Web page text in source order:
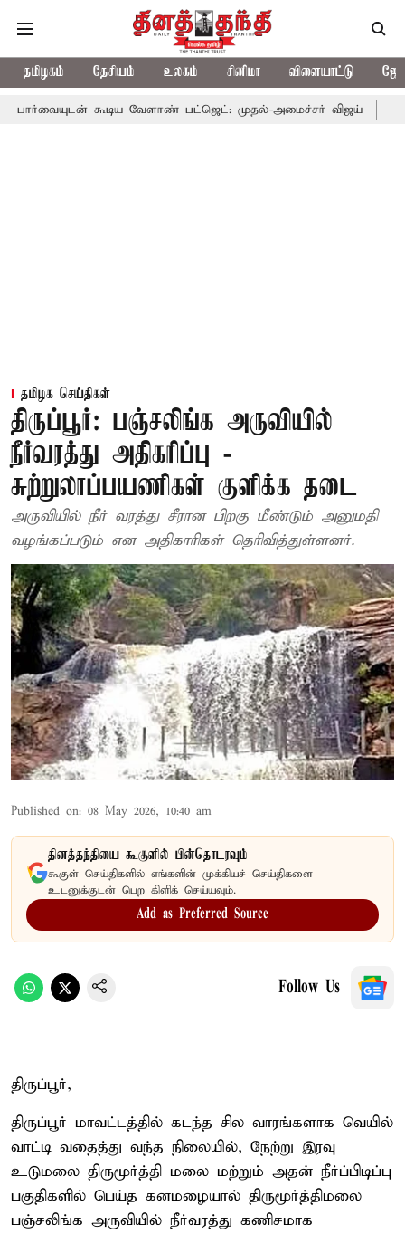
தமிழகம் தேசியம் உலகம் சினிமா விளையாட்டு
கூடிய வேளாண் பட்ஜெட்: முதல்-அமைச்சர் விஜய் தமிழக
தமிழக செய்திகள்
திருப்பூர்: பஞ்சலிங்க அருவியில்
நீர்வரத்து அதிகரிப்பு -
சுற்றுலாப்பயணிகள் குளிக்க தடை
அருவியில் நீர் வரத்து சீரான பிறகு மீண்டும் அனுமதி
வழங்கப்படும் என அதிகாரிகள் தெரிவித்துள்ளனர்.
Published on: 08 May 2026, 10:40 am
தினத்தந்தியை கூகுளில் பின்தொடரவும்
கூகுள் செய்திகளில் எங்களின் முக்கியச் செய்திகளை
உடனுக்குடன் பெற கிளிக் செய்யவும்.
Add as Preferred Source
Follow Us
திருப்பூர்,
திருப்பூர் மாவட்டத்தில் கடந்த சில வாரங்களாக வெயில்
வாட்டி வதைத்து வந்த நிலையில், நேற்று இரவு
உடுமலை திருமூர்த்தி மலை மற்றும் அதன் நீர்ப்பிடிப்பு
பகுதிகளில் பெய்த கனமழையால் திருமூர்த்திமலை
பஞ்சலிங்க அருவியில் நீர்வரத்து கணிசமாக